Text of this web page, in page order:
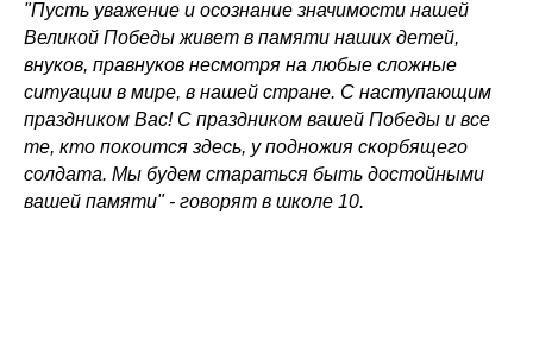
"Пусть уважение и осознание значимости нашей
Великой Победы живет в памяти наших детей,
внуков, правнуков несмотря на любые сложные
ситуации в мире, в нашей стране. С наступающим
праздником Вас! С праздником вашей Победы и все
те, кто покоится здесь, у подножия скорбящего
солдата. Мы будем стараться быть достойными
вашей памяти" - говорят в школе 10.